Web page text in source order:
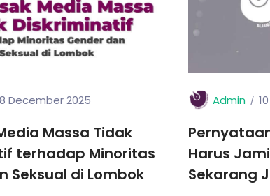
December 2025
Massa Tidak
terhadap Minoritas
Seksual di Lombok
Admin
Harus
Sekarang